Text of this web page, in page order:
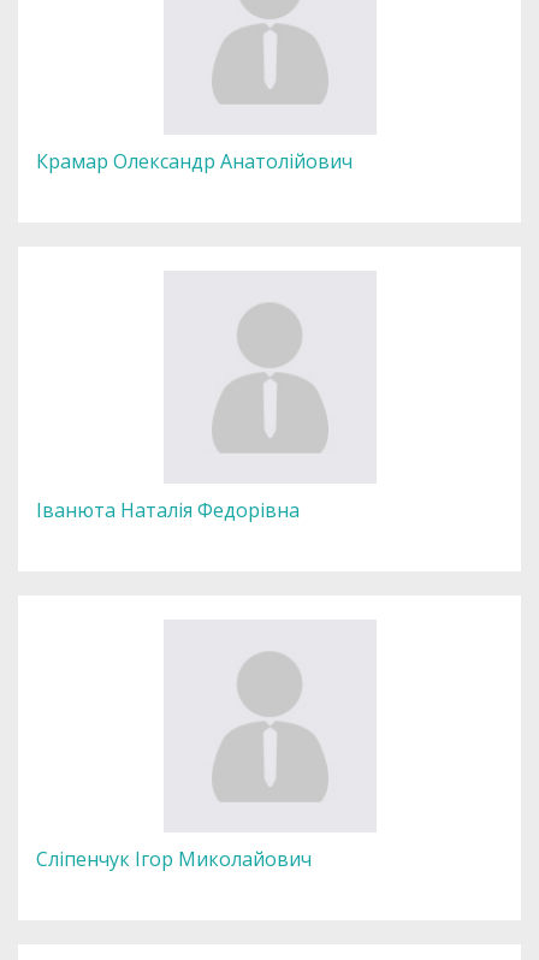
Крамар Олександр Анатолійович
Іванюта Наталія Федорівна
Сліпенчук Ігор Миколайович